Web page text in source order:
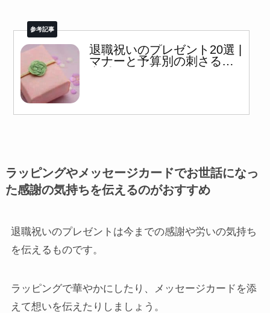
退職祝いのプレゼント20選 |
マナーと予算別の刺さる新
ラッピングやメッセージカードでお世話になっ
た感謝の気持ちを伝えるのがおすすめ
退職祝いのプレゼントは今までの感謝や労いの気持ち
を伝えるものです。
ラッピングで華やかにしたり、メッセージカードを添
えて想いを伝えたりしましょう。